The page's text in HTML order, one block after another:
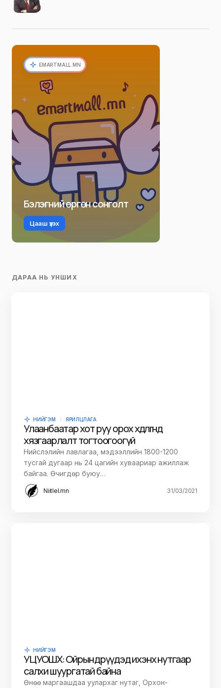
EMARTMALL.MN
Бэлэгний өргөн сонголт
Цааш үзэх
ДАРАА НЬ УНШИХ
НИЙГЭМ ЯРИЛЦЛАГА
Улаанбаатар хот руу орох хөдөлгөөнд
хязгаарлалт тогтоогоогүй
Нийслэлийн лавлагаа, мэдээллийн 1800-1200
тусгай дугаар нь 24 цагийн хуваариар ажиллаж
байгаа. Өчигдөр буюу…
Niitlel.mn 31/03/2021
НИЙГЭМ
УЦУОШХ: Ойрын өдрүүдэд ихэнх нутгаар
салхи шуургатай байна
Өнөө маргаашдаа уулархаг нутаг, Орхон-